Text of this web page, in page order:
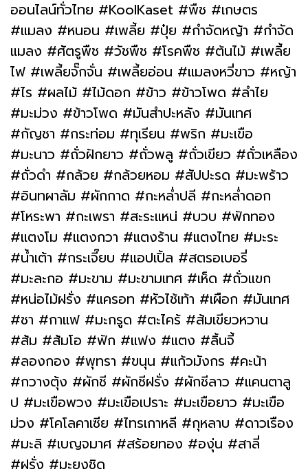
ออนไลน์ทั่วไทย #KoolKaset #พืช #เกษตร
#แมลง #หนอน #เพลี้ย #ปุ๋ย #กำจัดหญ้า #กำจัด
แมลง #ศัตรูพืช #วัชพืช #โรคพืช #ต้นไม้ #เพลี้ย
ไฟ #เพลี้ยจั๊กจั่น #เพลี้ยอ่อน #แมลงหวี่ขาว #หญ้า
#ไร #ผลไม้ #ไม้ดอก #ข้าว #ข้าวโพด #ลำไย
#มะม่วง #ข้าวโพด #มันสำปะหลัง #มันเทศ
#กัญชา #กระท่อม #ทุเรียน #พริก #มะเขือ
#มะนาว #ถั่วฝักยาว #ถั่วพลู #ถั่วเขียว #ถั่วเหลือง
#ถั่วดำ #กล้วย #กล้วยหอม #สัปปะรด #มะพร้าว
#อินทผาลัม #ผักกาด #กะหล่ำปลี #กะหล่ำดอก
#โหระพา #กะเพรา #สะระแหน่ #บวบ #ฟักทอง
#แตงโม #แตงกวา #แตงร้าน #แตงไทย #มะระ
#น้ำเต้า #กระเจี๊ยบ #แอปเปิ้ล #สตรอเบอรี่
#มะละกอ #มะขาม #มะขามเทศ #เห็ด #ถั่วแขก
#หน่อไม้ฝรั่ง #แครอท #หัวไช้เท้า #เผือก #มันเทศ
#ชา #กาแฟ #มะกรูด #ตะไคร้ #ส้มเขียวหวาน
#ส้ม #ส้มโอ #ฟัก #แฟง #แตง #ลิ้นจี้
#ลองกอง #พุทรา #ขนุน #แก้วมังกร #คะน้า
#กวางตุ้ง #ผักชี #ผักชีฝรั่ง #ผักชีลาว #แคนตาลู
ป #มะเขือพวง #มะเขือเปราะ #มะเขือยาว #มะเขือ
ม่วง #โคโลคาเซีย #ไทรเกาหลี #กุหลาบ #ดาวเรือง
#มะลิ #เบญจมาศ #สร้อยทอง #องุ่น #สาลี่
#ฝรั่ง #มะยงชิด